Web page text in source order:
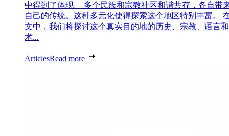
中得到了体现。 多个民族和宗教社区和谐共存，各自带
自己的传统。这种多元化使得探索这个地区特别丰富。
文中，我们将探讨这个真实目的地的历史、宗教、语言
术...
ArticlesRead more